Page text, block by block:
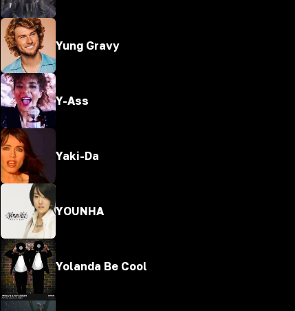
Yung Gravy
Y-Ass
Yaki-Da
YOUNHA
Yolanda Be Cool